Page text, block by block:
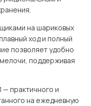
на шариковых
ход и полный
позволяет удобно
поддерживая
практичного и
на ежедневную